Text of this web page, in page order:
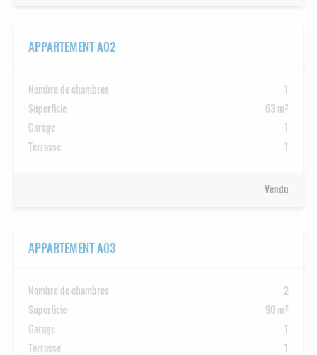
APPARTEMENT A02
Nombre de chambres
1
Superficie
63 m²
Garage
1
Terrasse
1
Vendu
APPARTEMENT A03
Nombre de chambres
2
Superficie
90 m²
Garage
1
Terrasse
1